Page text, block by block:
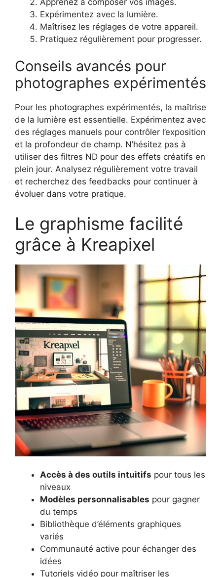
Expérimentez avec la lumière.
Maîtrisez les réglages de votre appareil.
Pratiquez régulièrement pour progresser.
Conseils avancés pour
photographes expérimentés
Pour les photographes expérimentés, la maîtrise
de la lumière est essentielle. Expérimentez avec
des réglages manuels pour contrôler l’exposition
et la profondeur de champ. N’hésitez pas à
utiliser des filtres ND pour des effets créatifs en
plein jour. Analysez régulièrement votre travail
et recherchez des feedbacks pour continuer à
évoluer dans votre pratique.
Le graphisme facilité
grâce à Kreapixel
Accès à des outils intuitifs pour tous les
niveaux
Modèles personnalisables pour gagner
du temps
Bibliothèque d’éléments graphiques
variés
Communauté active pour échanger des
idées
Tutoriels vidéo pour maîtriser les